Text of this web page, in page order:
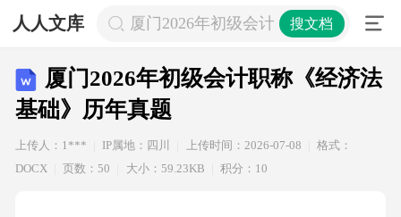
人人文库 厦门2026年初级会计职称《经济法基
搜文档
厦门2026年初级会计职称《经济法
基础》历年真题
上传人：1*** IP属地：四川 上传时间：2026-07-08
格式：
DOCX
页数：50 大小：59.23KB 积分：10